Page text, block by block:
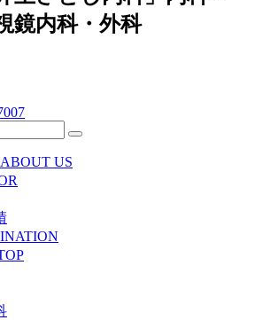
鏡内科・外科
ABOUT US